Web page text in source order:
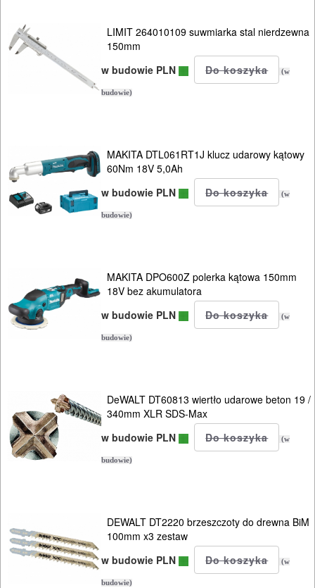
PILARKI-
KOSIARKI-
LIMIT 264010109 suwmiarka stal nierdzewna
150mm
w budowie PLN
(w
budowie)
MAKITA DTL061RT1J klucz udarowy kątowy
60Nm 18V 5,0Ah
w budowie PLN
(w
budowie)
MAKITA DPO600Z polerka kątowa 150mm
18V bez akumulatora
w budowie PLN
(w
budowie)
DeWALT DT60813 wiertło udarowe beton 19 /
340mm XLR SDS-Max
w budowie PLN
(w
budowie)
DEWALT DT2220 brzeszczoty do drewna BiM
100mm x3 zestaw
w budowie PLN
(w
budowie)